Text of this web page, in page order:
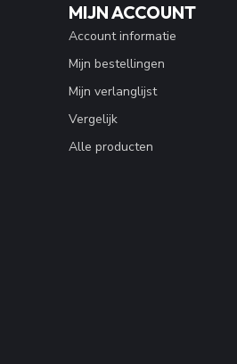
MIJN ACCOUNT
Account informatie
Mijn bestellingen
Mijn verlanglijst
Vergelijk
Alle producten